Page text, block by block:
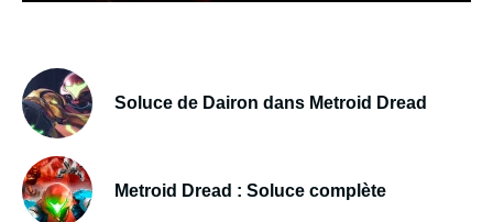
Soluce de Dairon dans Metroid Dread
Metroid Dread : Soluce complète